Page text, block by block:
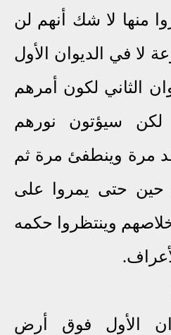
منها لا شك أنهم لن
لا في الديوان الأول
الثاني لكون
أمرهم
سيؤتون نورهم
مرة وينطفئ مرة ثم
حين حتى يمروا على
وينتظروا حكمه
الأول فوق أرض